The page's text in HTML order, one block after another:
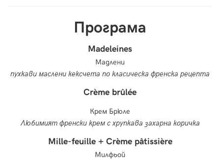
Програма
Madeleines
Мадлени
пухкави маслени кексчета по класическа френска рецепта
Crème brûlée
Крем Брюле
Любимият френски крем с хрупкава захарна коричка
Mille-feuille + Crème pâtissière
Милфьой